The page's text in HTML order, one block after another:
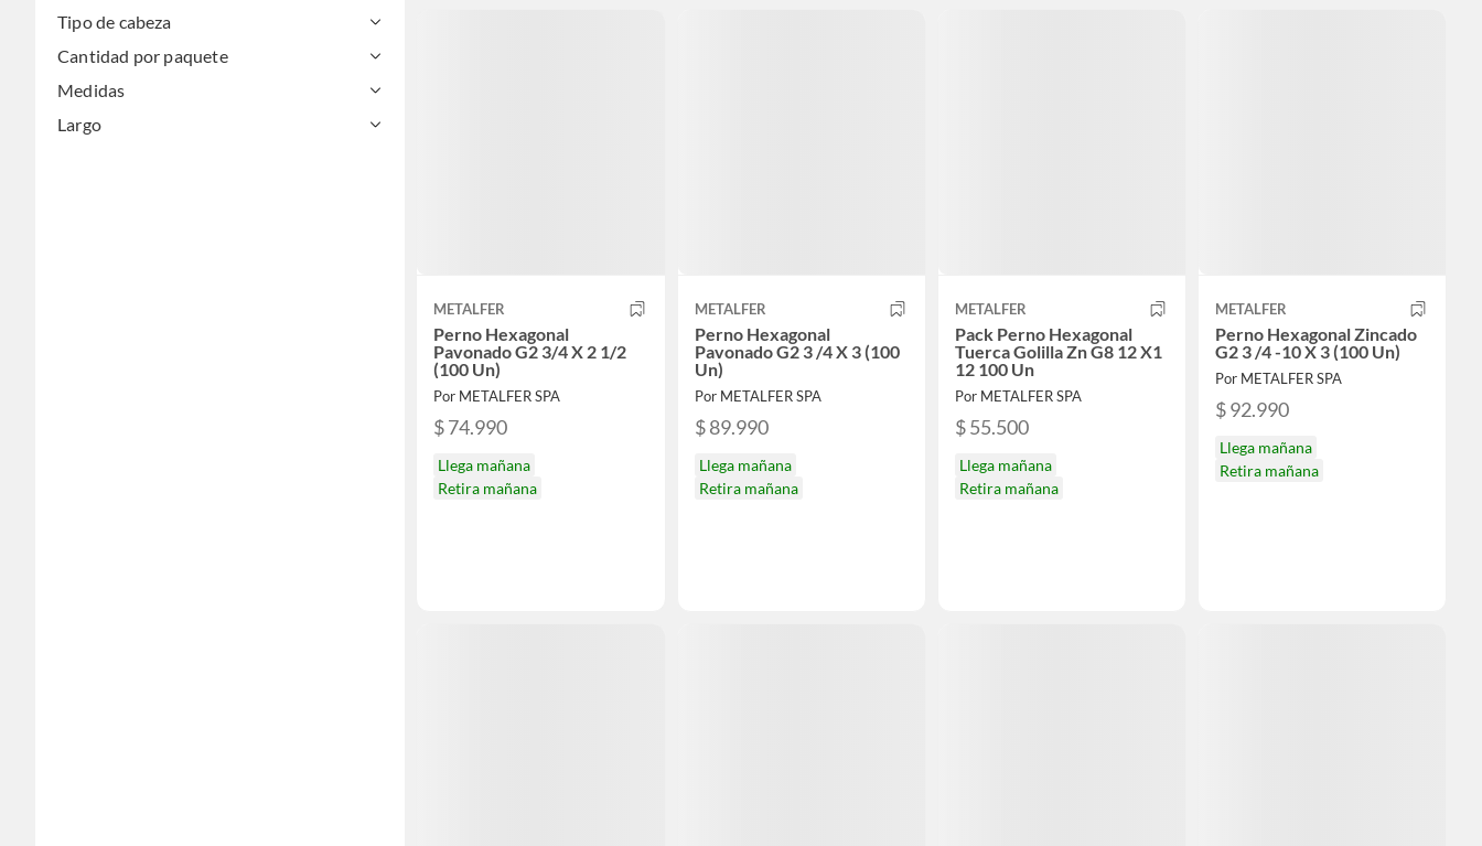
Tipo de cabeza
Cantidad por paquete
Medidas
Largo
METALFER
Perno Hexagonal
Pavonado G2 3/4 X 2 1/2
(100 Un)
Por METALFER SPA
$ 74.990
Llega mañana
Retira mañana
METALFER
Perno Hexagonal
Pavonado G2 3 /4 X 3 (100
Un)
Por METALFER SPA
$ 89.990
Llega mañana
Retira mañana
METALFER
Pack Perno Hexagonal
Tuerca Golilla Zn G8 12 X1
12 100 Un
Por METALFER SPA
$ 55.500
Llega mañana
Retira mañana
METALFER
Perno Hexagonal Zincado
G2 3 /4 -10 X 3 (100 Un)
Por METALFER SPA
$ 92.990
Llega mañana
Retira mañana